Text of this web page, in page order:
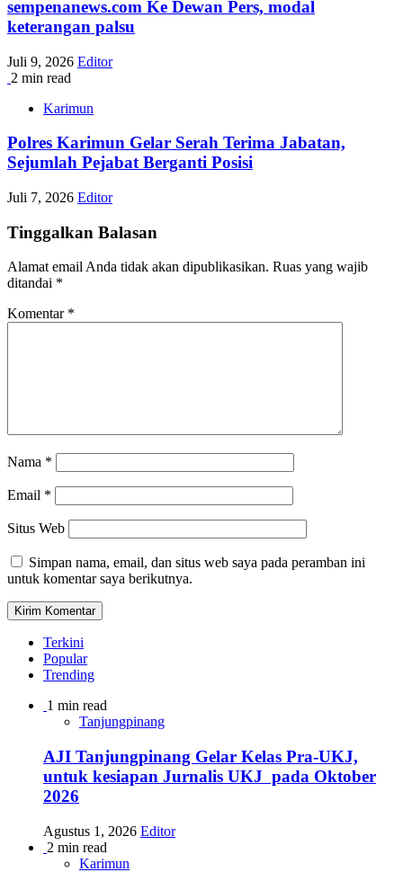
sempenanews.com Ke Dewan Pers, modal
keterangan palsu
Juli 9, 2026 Editor
2 min read
Karimun
Polres Karimun Gelar Serah Terima Jabatan,
Sejumlah Pejabat Berganti Posisi
Juli 7, 2026 Editor
Tinggalkan Balasan
Alamat email Anda tidak akan dipublikasikan. Ruas yang wajib
ditandai *
Komentar *
Nama *
Email *
Situs Web
Simpan nama, email, dan situs web saya pada peramban ini
untuk komentar saya berikutnya.
Terkini
Popular
Trending
1 min read
Tanjungpinang
AJI Tanjungpinang Gelar Kelas Pra-UKJ,
untuk kesiapan Jurnalis UKJ pada Oktober
2026
Agustus 1, 2026 Editor
2 min read
Karimun